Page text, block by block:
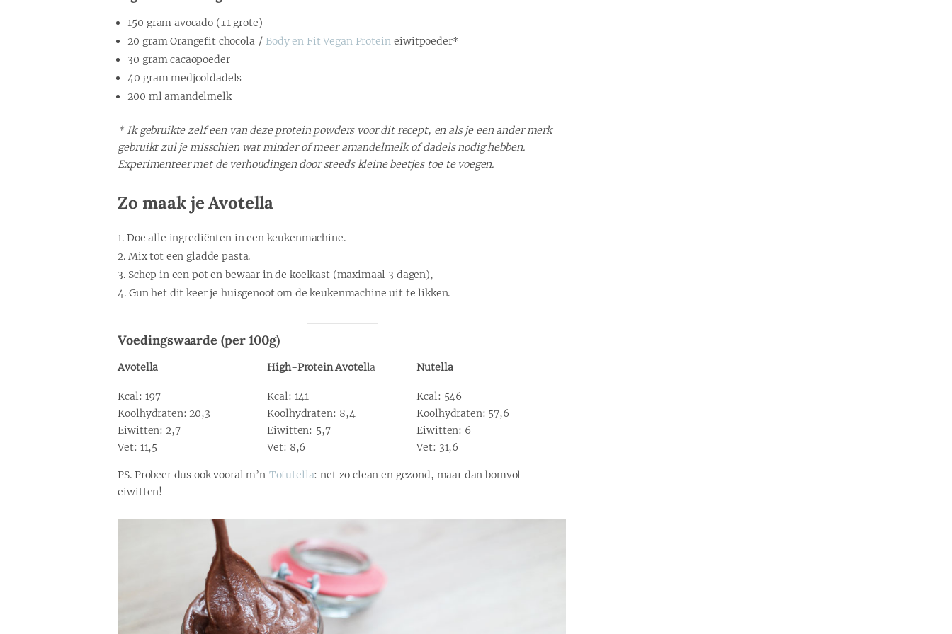
150 gram avocado (±1 grote)
20 gram Orangefit chocola / Body en Fit Vegan Proteineiwitpoeder*
30 gram cacaopoeder
40 gram medjooldadels
200 ml amandelmelk
* Ik gebruikte zelf een van deze protein powders voor dit recept, en als je een ander merk
gebruikt zul je misschien wat minder of meer amandelmelk of dadels nodig hebben.
Experimenteer met de verhoudingen door steeds kleine beetjes toe te voegen.
Zo maak je Avotella
Doe alle ingrediënten in een keukenmachine.
Mix tot een gladde pasta.
Schep in een pot en bewaar in de koelkast (maximaal 3 dagen),
Gun het dit keer je huisgenoot om de keukenmachine uit te likken.
Voedingswaarde (per 100g)
Avotella
Kcal: 197
Koolhydraten: 20,3
Eiwitten: 2,7
Vet: 11,5
High-Protein Avotella
Kcal: 141
Koolhydraten: 8,4
Eiwitten: 5,7
Vet: 8,6
Nutella
Kcal: 546
Koolhydraten: 57,6
Eiwitten: 6
Vet: 31,6
PS. Probeer dus ook vooral m’n Tofutella: net zo clean en gezond, maar dan bomvol
eiwitten!